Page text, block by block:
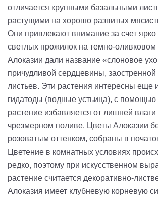
отличается крупными базальными
растущими на хорошо развитых
Они привлекают внимание за счет
светлых прожилок на темно-
Алоказии дали название «слоновое
причудливой сердцевины,
листьев. Эти растения интересны еще
гидатоды (водные устьица), с помощью
растение избавляется от лишней влаги
чрезмерном поливе. Цветы Алоказии
розоватым оттенком, собраны в
Цветение в комнатных условиях
редко, поэтому при искусственном
растение считается декоративно-
Алоказия имеет клубневую корневую